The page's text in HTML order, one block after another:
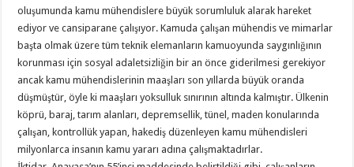
oluşumunda kamu mühendislere büyük sorumluluk alarak hareket
ediyor ve cansiparane çalışıyor. Kamuda çalışan mühendis ve mimarlar
başta olmak üzere tüm teknik elemanların kamuoyunda saygınlığının
korunması için sosyal adaletsizliğin bir an önce giderilmesi gerekiyor
ancak kamu mühendislerinin maaşları son yıllarda büyük oranda
düşmüştür, öyle ki maaşları yoksulluk sınırının altında kalmıştır. Ülkenin
köprü, baraj, tarım alanları, depremsellik, tünel, maden konularında
çalışan, kontrollük yapan, hakediş düzenleyen kamu mühendisleri
milyonlarca insanın kamu yararı adına çalışmaktadırlar.